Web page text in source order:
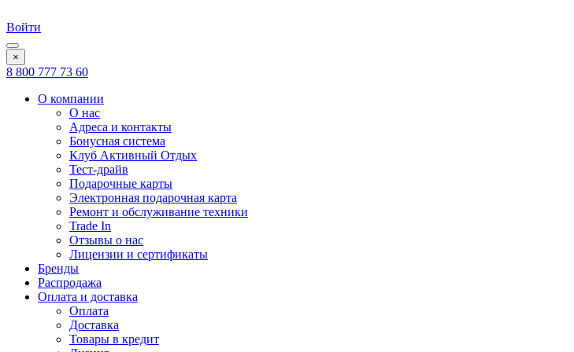
Войти
×
8 800 777 73 60
О компании
О нас
Адреса и контакты
Бонусная система
Клуб Активный Отдых
Тест-драйв
Подарочные карты
Электронная подарочная карта
Ремонт и обслуживание техники
Trade In
Отзывы о нас
Лицензии и сертификаты
Бренды
Распродажа
Оплата и доставка
Оплата
Доставка
Товары в кредит